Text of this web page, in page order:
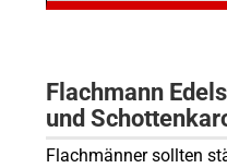
Flachmann
und
Flachmänner sollten